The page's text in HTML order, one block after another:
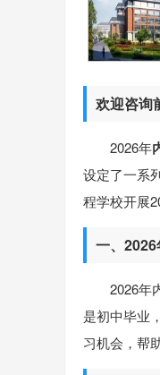
欢迎咨询
2026年
设定了一系
程学校开展
一、
2026年
是初中毕业
习机会，帮